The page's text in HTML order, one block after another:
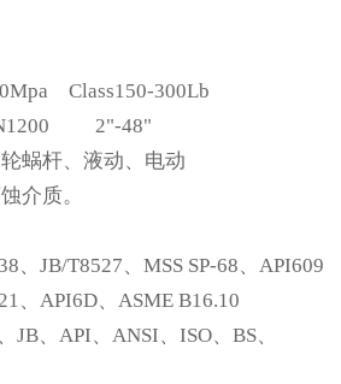
Class150-300Lb
2"-48"
蜗杆、液动、电动
介质。
、JB/T8527、MSS SP-68、API609
、API6D、ASME B16.10
、JB、API、ANSI、ISO、BS、